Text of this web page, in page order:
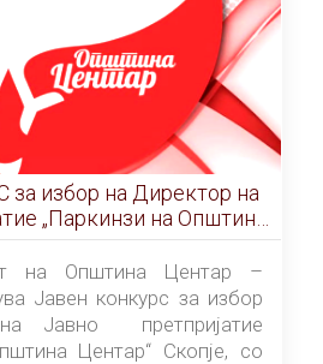
на Општина Центар –
Јавен конкурс за избор
Јавно претпријатие
Центар“ Скопје, со